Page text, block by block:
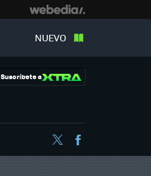
NUEVO
Suscríbete a
Twitter